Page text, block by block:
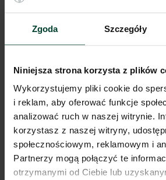
Zgoda Szczegóły
Niniejsza strona korzysta z plików
Wykorzystujemy pliki cookie do
i reklam, aby oferować funkcje
analizować ruch w naszej witrynie.
korzystasz z naszej witryny,
społecznościowym, reklamowym i
Partnerzy mogą połączyć te
otrzymanymi od Ciebie lub
Doki przeładunkowe
Klapy dymowe
Tak
Tryskacze
Brama wjazdowa z poziomu
Tak
Pokaż więcej
Budynek C